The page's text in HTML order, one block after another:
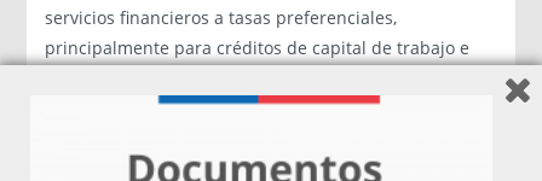
servicios financieros a tasas preferenciales,
principalmente para créditos de capital de trabajo e
estas empresas, la oferta no financiera, que consta de
con gremios y acceso a la comunidad de Banco Estado